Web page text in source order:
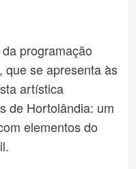
programação
que se apresenta às
artística
de Hortolândia: um
elementos do